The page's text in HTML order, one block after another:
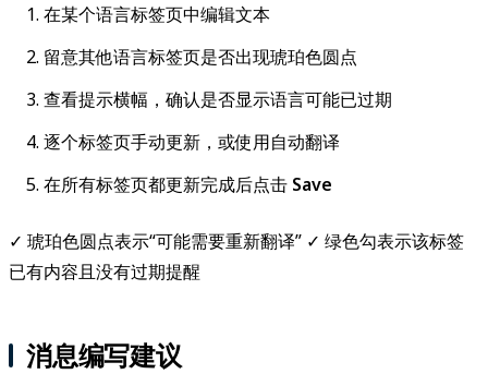
在某个语言标签页中编辑文本
留意其他语言标签页是否出现琥珀色圆点
查看提示横幅，确认是否显示语言可能已过期
逐个标签页手动更新，或使用自动翻译
在所有标签页都更新完成后点击 Save
✓ 琥珀色圆点表示“可能需要重新翻译” ✓ 绿色勾表示该标签
已有内容且没有过期提醒
消息编写建议